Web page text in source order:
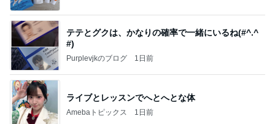
テテとグクは、かなりの確率で一緒にいるね(#^.^
#)
Purplevjkのブログ 1日前
ライブとレッスンでへとへとな体
Amebaトピックス 1日前